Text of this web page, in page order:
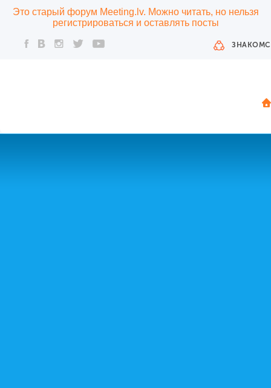
Это старый форум Meeting.lv. Можно читать, но нельзя
регистрироваться и оставлять посты